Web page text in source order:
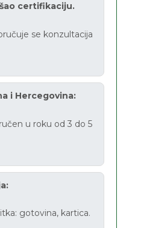
certifikaciju.
se konzultacija
i Hercegovina:
u roku od 3 do 5
gotovina, kartica.